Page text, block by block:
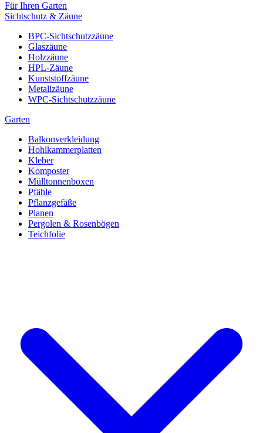
Für Ihren Garten
Sichtschutz & Zäune
BPC-Sichtschutzzäune
Glaszäune
Holzzäune
HPL-Zäune
Kunststoffzäune
Metallzäune
WPC-Sichtschutzzäune
Garten
Balkonverkleidung
Hohlkammerplatten
Kleber
Komposter
Mülltonnenboxen
Pfähle
Pflanzgefäße
Planen
Pergolen & Rosenbögen
Teichfolie